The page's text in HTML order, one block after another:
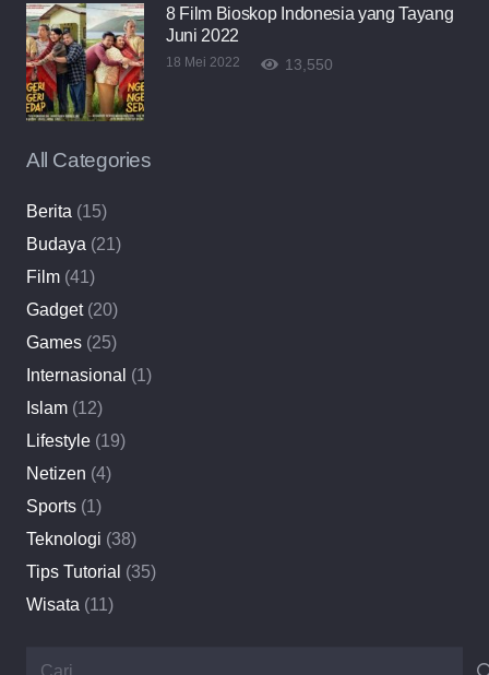
8 Film Bioskop Indonesia yang Tayang
Juni 2022
18 Mei 2022 13,550
All Categories
Berita (15)
Budaya (21)
Film (41)
Gadget(20)
Games (25)
Internasional (1)
Islam (12)
Lifestyle (19)
Netizen (4)
Sports (1)
Teknologi (38)
Tips Tutorial (35)
Wisata (11)
Cari